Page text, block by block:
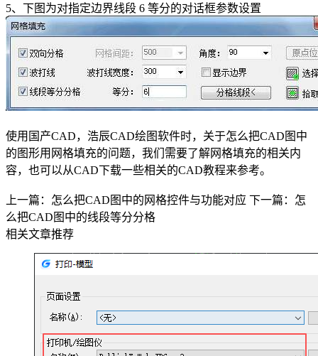
5、下图为对指定边界线段 6 等分的对话框参数设置
使用 国产CAD，浩辰CAD绘图软件时，关于怎么把CAD图中
的图形用网格填充的问题，我们需要了解网格填充的相关内
容，也可以从CAD下载一些相关的CAD教程来参考。
上一篇：怎么把CAD图中的网格控件与功能对应 下一篇：怎
么把CAD图中的线段等分分格
相关文章推荐